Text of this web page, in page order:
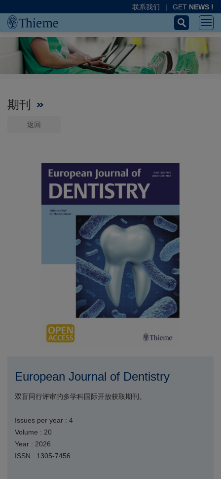
联系我们 | GET NEWS !
期刊
返回
European Journal of Dentistry
双盲同行评审的多学科国际开放获取期刊。
Issues per year : 4
Volume : 20
Year : 2026
ISSN : 1305-7456